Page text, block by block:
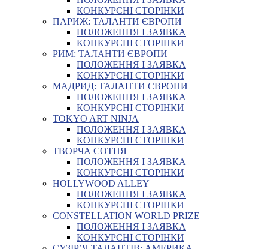
КОНКУРСНІ СТОРІНКИ
ПАРИЖ: ТАЛАНТИ ЄВРОПИ
ПОЛОЖЕННЯ І ЗАЯВКА
КОНКУРСНІ СТОРІНКИ
РИМ: ТАЛАНТИ ЄВРОПИ
ПОЛОЖЕННЯ І ЗАЯВКА
КОНКУРСНІ СТОРІНКИ
МАДРИД: ТАЛАНТИ ЄВРОПИ
ПОЛОЖЕННЯ І ЗАЯВКА
КОНКУРСНІ СТОРІНКИ
TOKYO ART NINJA
ПОЛОЖЕННЯ І ЗАЯВКА
КОНКУРСНІ СТОРІНКИ
ТВОРЧА СОТНЯ
ПОЛОЖЕННЯ І ЗАЯВКА
КОНКУРСНІ СТОРІНКИ
HOLLYWOOD ALLEY
ПОЛОЖЕННЯ І ЗАЯВКА
КОНКУРСНІ СТОРІНКИ
CONSTELLATION WORLD PRIZE
ПОЛОЖЕННЯ І ЗАЯВКА
КОНКУРСНІ СТОРІНКИ